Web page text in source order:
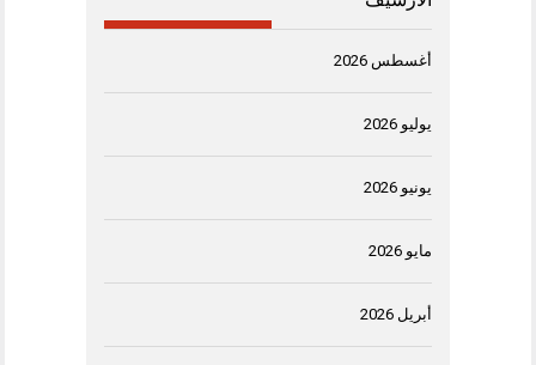
أغسطس 2026
يوليو 2026
يونيو 2026
مايو 2026
أبريل 2026